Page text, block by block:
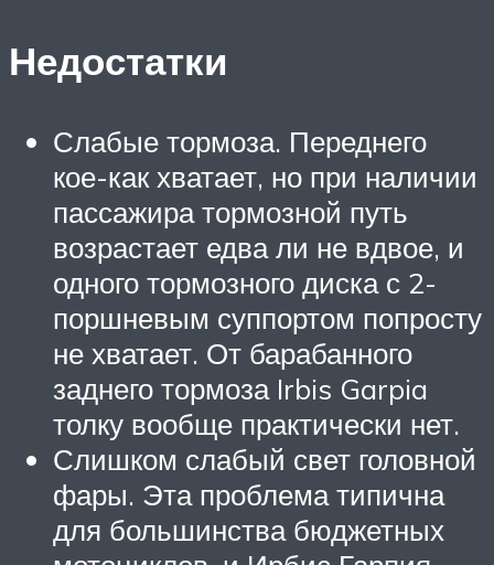
Недостатки
Слабые тормоза. Переднего
кое-как хватает, но при наличии
пассажира тормозной путь
возрастает едва ли не вдвое, и
одного тормозного диска с 2-
поршневым суппортом попросту
не хватает. От барабанного
заднего тормоза Irbis Garpia
толку вообще практически нет.
Слишком слабый свет головной
фары. Эта проблема типична
для большинства бюджетных